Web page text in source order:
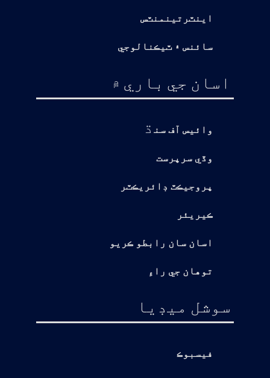
اينٽرتينمنٽس
سائنس ۽ ٽيڪنالوجي
اسان جي باري ۾
وائيس آف سن ڌ
وڏي سرپرست
پروجيڪٽ ڊائريڪٽر
ڪيريئر
اسان سان رابطو ڪريو
توهان جي راءِ
سوشل ميڊيا
فيسبوڪ